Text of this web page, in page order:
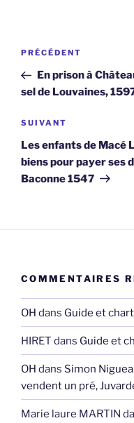
Navigation
l’article
Article
précédent
PRÉCÉDENT
En prison à
sel de Louvaines,
Article
suivant
SUIVANT
Les enfants de Macé
biens pour payer ses
Baconne 1547
COMMENTAIRES
OH dans Guide et
HIRET dans Guide et
OH dans Simon
vendent un pré,
Marie laure MARTIN